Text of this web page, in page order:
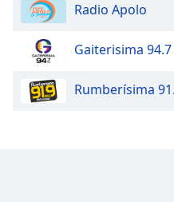
Caption
Radio Apolo
Gaiterisima 94.7
Rumberísima